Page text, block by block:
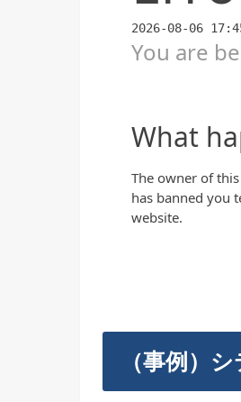
【パークタ
（事例）